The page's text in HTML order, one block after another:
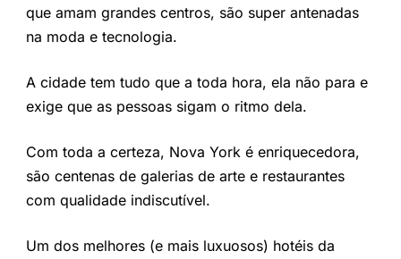
que amam grandes centros, são super antenadas
na moda e tecnologia.
A cidade tem tudo que a toda hora, ela não para e
exige que as pessoas sigam o ritmo dela.
Com toda a certeza, Nova York é enriquecedora,
são centenas de galerias de arte e restaurantes
com qualidade indiscutível.
Um dos melhores (e mais luxuosos) hotéis da